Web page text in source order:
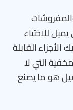
للاختباء
القابلة
التي لا
هو ما يصنع